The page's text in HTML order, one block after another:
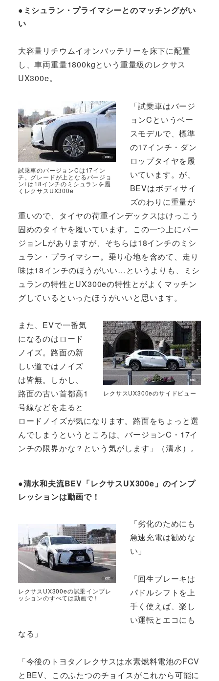
●ミシュラン・プライマシーとのマッチングがい
い
大容量リチウムイオンバッテリーを床下に配置
し、車両重量1800kgという重量級のレクサス
UX300e。
試乗車のバージョンCは17イン
チ。グレードが上となるバージョ
ンLは18インチのミシュランを履
くレクサスUX300e
「試乗車はバージ
ョンCというベー
スモデルで、標準
の17インチ・ダン
ロップタイヤを履
いています。が、
BEVはボディサイ
ズのわりに重量が
重いので、タイヤの荷重インデックスはけっこう
固めのタイヤを履いています。この一つ上にバー
ジョンLがありますが、そちらは18インチのミシ
ュラン・プライマシー。乗り心地を含めて、走り
味は18インチのほうがいい…というよりも、ミシ
ュランの特性とUX300eの特性とがよくマッチン
グしているといったほうがいいと思います。
レクサスUX300eのサイドビュー
また、EVで一番気
になるのはロード
ノイズ。路面の新
しい道ではノイズ
は皆無。しかし、
路面の古い首都高1
号線などを走ると
ロードノイズが気になります。路面をちょっと選
んでしまうというところは、バージョンC・17イ
ンチの限界かな？という気がします」（清水）。
●清水和夫流BEV「レクサスUX300e」のインプ
レッションは動画で！
レクサスUX300eの試乗インプレ
ッションのすべては動画で！
「劣化のためにも
急速充電は勧めな
い」
「回生ブレーキは
パドルシフトを上
手く使えば、楽し
い運転とエコにも
なる」
「今後のトヨタ／レクサスは水素燃料電池のFCV
とBEV、このふたつのチョイスがこれから可能に